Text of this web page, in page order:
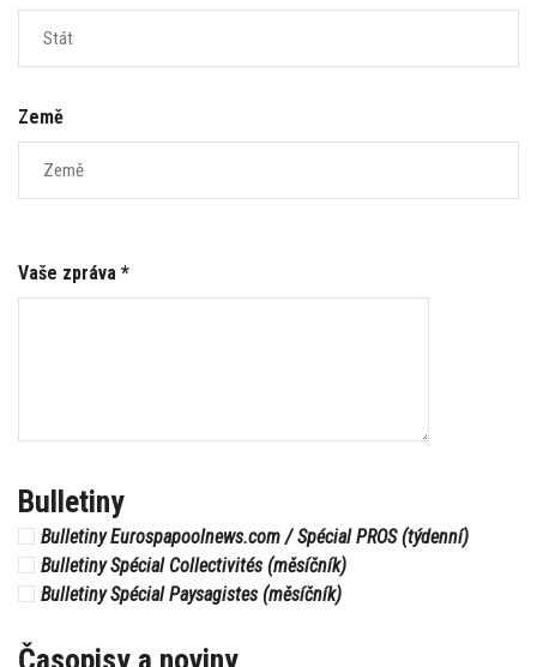
Země
Vaše zpráva *
Bulletiny
Bulletiny Eurospapoolnews.com / Spécial PROS (týdenní)
Bulletiny Spécial Collectivités (měsíčník)
Bulletiny Spécial Paysagistes (měsíčník)